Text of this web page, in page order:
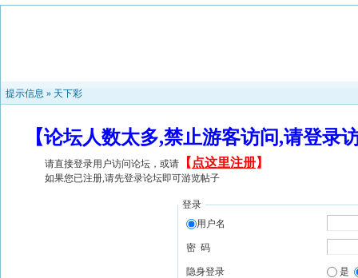
提示信息 » 天下彩
【论坛人数太多,禁止游客访问,请登
请直接登录用户访问论坛，或请 【 点这里注册】
如果您已注册,请先登录论坛即可游览帖子
登录
用户名
密 码
隐身登录 是